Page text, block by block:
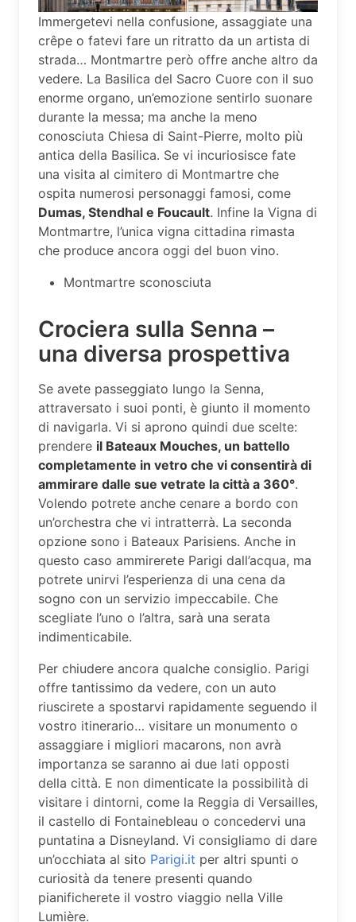
Immergetevi nella confusione, assaggiate una
crêpe o fatevi fare un ritratto da un artista di
strada… Montmartre però offre anche altro da
vedere. La Basilica del Sacro Cuore con il suo
enorme organo, un’emozione sentirlo suonare
durante la messa; ma anche la meno
conosciuta Chiesa di Saint-Pierre, molto più
antica della Basilica. Se vi incuriosisce fate
una visita al cimitero di Montmartre che
ospita numerosi personaggi famosi, come
Dumas, Stendhal e Foucault. Infine la Vigna di
Montmartre, l’unica vigna cittadina rimasta
che produce ancora oggi del buon vino.
Montmartre sconosciuta
Crociera sulla Senna –
una diversa prospettiva
Se avete passeggiato lungo la Senna,
attraversato i suoi ponti, è giunto il momento
di navigarla. Vi si aprono quindi due scelte:
prendere il Bateaux Mouches, un battello
completamente in vetro che vi consentirà di
ammirare dalle sue vetrate la città a 360°.
Volendo potrete anche cenare a bordo con
un’orchestra che vi intratterrà. La seconda
opzione sono i Bateaux Parisiens. Anche in
questo caso ammirerete Parigi dall’acqua, ma
potrete unirvi l’esperienza di una cena da
sogno con un servizio impeccabile. Che
scegliate l’uno o l’altra, sarà una serata
indimenticabile.
Per chiudere ancora qualche consiglio. Parigi
offre tantissimo da vedere, con un auto
riuscirete a spostarvi rapidamente seguendo il
vostro itinerario… visitare un monumento o
assaggiare i migliori macarons, non avrà
importanza se saranno ai due lati opposti
della città. E non dimenticate la possibilità di
visitare i dintorni, come la Reggia di Versailles,
il castello di Fontainebleau o concedervi una
puntatina a Disneyland. Vi consigliamo di dare
un’occhiata al sito Parigi.it per altri spunti o
curiosità da tenere presenti quando
pianificherete il vostro viaggio nella Ville
Lumière.